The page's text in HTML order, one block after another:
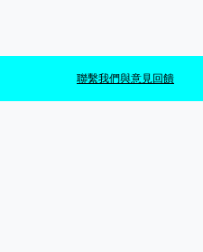
聯繫我們與意見回饋